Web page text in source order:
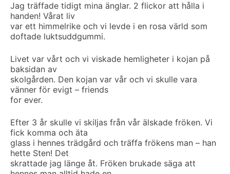
Jag träffade tidigt mina änglar. 2 flickor att hålla i
handen! Vårat liv
var ett himmelrike och vi levde i en rosa värld som
doftade luktsuddgummi.
Livet var vårt och vi viskade hemligheter i kojan på
baksidan av
skolgården. Den kojan var vår och vi skulle vara
vänner för evigt – friends
for ever.
Efter 3 år skulle vi skiljas från vår älskade fröken. Vi
fick komma och äta
glass i hennes trädgård och träffa frökens man – han
hette Sten! Det
skrattade jag länge åt. Fröken brukade säga att